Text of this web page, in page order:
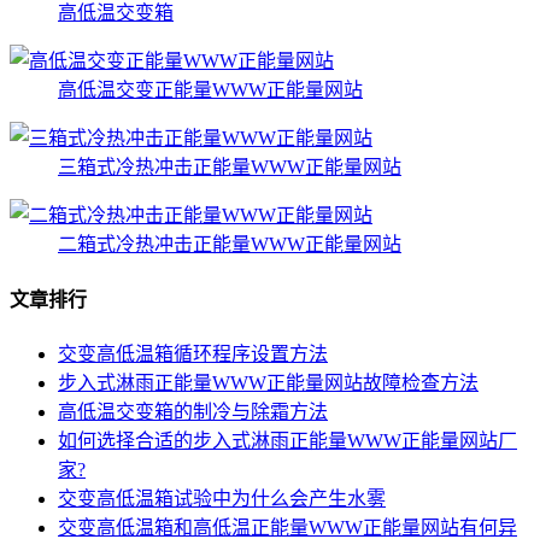
高低温交变箱
高低温交变正能量WWW正能量网站
三箱式冷热冲击正能量WWW正能量网站
二箱式冷热冲击正能量WWW正能量网站
文章排行
交变高低温箱循环程序设置方法
步入式淋雨正能量WWW正能量网站故障检查方法
高低温交变箱的制冷与除霜方法
如何选择合适的步入式淋雨正能量WWW正能量网站厂
家?
交变高低温箱试验中为什么会产生水雾
交变高低温箱和高低温正能量WWW正能量网站有何异